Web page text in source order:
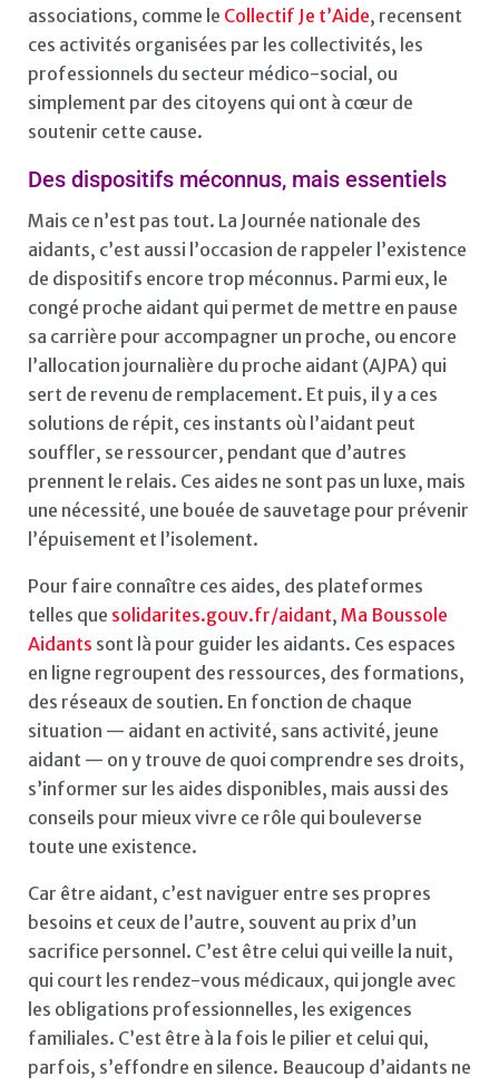
associations, comme le Collectif Je t’Aide, recensent
ces activités organisées par les collectivités, les
professionnels du secteur médico-social, ou
simplement par des citoyens qui ont à cœur de
soutenir cette cause.
Des dispositifs méconnus, mais essentiels
Mais ce n’est pas tout. La Journée nationale des
aidants, c’est aussi l’occasion de rappeler l’existence
de dispositifs encore trop méconnus. Parmi eux, le
congé proche aidant qui permet de mettre en pause
sa carrière pour accompagner un proche, ou encore
l’allocation journalière du proche aidant (AJPA) qui
sert de revenu de remplacement. Et puis, il y a ces
solutions de répit, ces instants où l’aidant peut
souffler, se ressourcer, pendant que d’autres
prennent le relais. Ces aides ne sont pas un luxe, mais
une nécessité, une bouée de sauvetage pour prévenir
l’épuisement et l’isolement.
Pour faire connaître ces aides, des plateformes
telles que solidarites.gouv.fr/aidant, Ma Boussole
Aidants sont là pour guider les aidants. Ces espaces
en ligne regroupent des ressources, des formations,
des réseaux de soutien. En fonction de chaque
situation — aidant en activité, sans activité, jeune
aidant — on y trouve de quoi comprendre ses droits,
s’informer sur les aides disponibles, mais aussi des
conseils pour mieux vivre ce rôle qui bouleverse
toute une existence.
Car être aidant, c’est naviguer entre ses propres
besoins et ceux de l’autre, souvent au prix d’un
sacrifice personnel. C’est être celui qui veille la nuit,
qui court les rendez-vous médicaux, qui jongle avec
les obligations professionnelles, les exigences
familiales. C’est être à la fois le pilier et celui qui,
parfois, s’effondre en silence. Beaucoup d’aidants ne